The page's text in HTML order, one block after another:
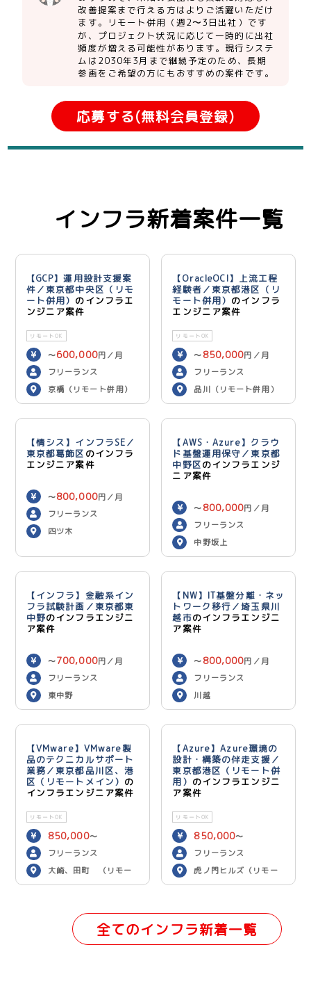
改善提案まで行える方はよりご活躍いただけ
ます。リモート併用（週2〜3日出社）です
が、プロジェクト状況に応じて一時的に出社
頻度が増える可能性があります。現行システ
ムは2030年3月まで継続予定のため、長期
参画をご希望の方にもおすすめの案件です。
応募する(無料会員登録)
インフラ新着案件一覧
【GCP】運用設計支援案
件／東京都中央区（リモ
ート併用） のインフラエ
ンジニア案件
リモートOK
〜600,000円／月
フリーランス
京橋（リモート併用）
【OracleOCI】上流工程
経験者／東京都港区（リ
モート併用） のインフラ
エンジニア案件
リモートOK
〜 850,000円／月
フリーランス
品川（リモート併用）
【情シス】インフラSE／
東京都葛飾区 のインフラ
エンジニア案件
〜800,000円／月
フリーランス
四ツ木
【AWS・Azure】クラウ
ド基盤運用保守／東京都
中野区のインフラエンジ
ニア案件
〜 800,000円／月
フリーランス
中野坂上
【インフラ】金融系イン
フラ試験計画／東京都東
中野のインフラエンジニ
ア案件
〜700,000円／月
フリーランス
東中野
【NW】IT基盤分離・ネッ
トワーク移行／埼玉県川
越市のインフラエンジニ
ア案件
〜 800,000円／月
フリーランス
川越
【VMware】VMware製
品のテクニカルサポート
業務／東京都品川区、港
区（リモートメイン） の
インフラエンジニア案件
リモートOK
850,000〜
900,000 円／月
フリーランス
大崎、田町 （リモー
トメイン）
【Azure】Azure環境の
設計・構築の伴走支援／
東京都港区（リモート併
用） のインフラエンジニ
ア案件
リモートOK
850,000〜
900,000 円／月
フリーランス
虎ノ門ヒルズ（リモー
ト併用）
全てのインフラ新着一覧